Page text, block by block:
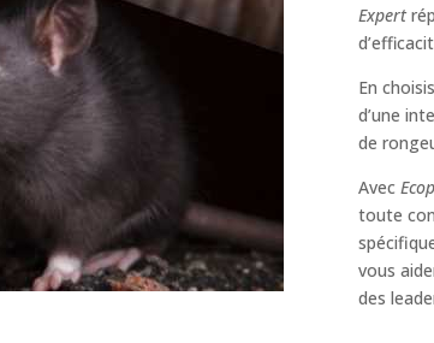
Expert
En
d’une
de
Avec
toute
vous
des